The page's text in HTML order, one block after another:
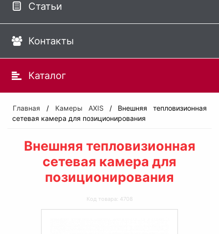
Статьи
Контакты
Каталог
Главная / Камеры AXIS / Внешняя тепловизионная
сетевая камера для позиционирования
Внешняя тепловизионная
сетевая камера для
позиционирования
Код товара: 4708